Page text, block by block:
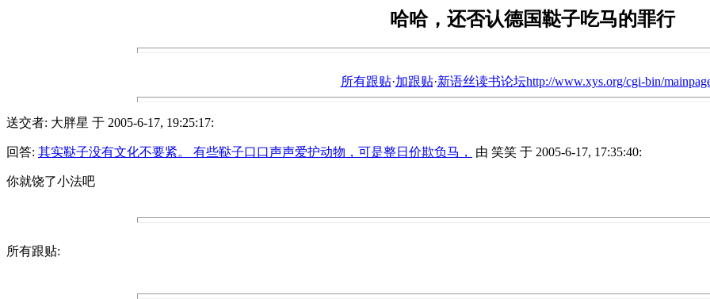
哈哈，还否认德国鞑子吃马的罪行
所有跟贴·加跟贴·新语丝读书论坛http://www.xys.org/cgi-bin/
送交者: 大胖星 于 2005-6-17, 19:25:17:
回答: 其实鞑子没有文化不要紧。 有些鞑子口口声声爱护动物，可是整日价欺负马， 由 笑笑 于 2005-6-17, 17:35:40:
你就饶了小法吧
所有跟贴: